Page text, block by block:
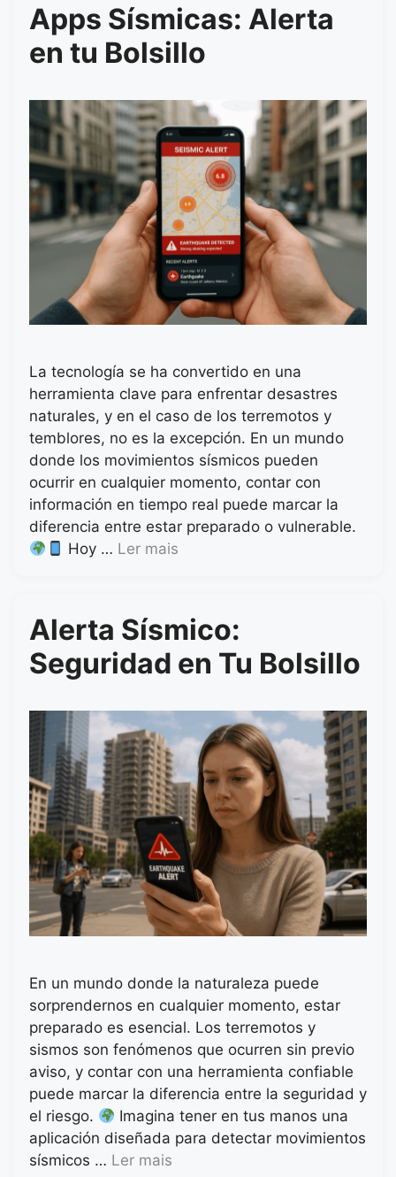
Apps Sísmicas: Alerta
en tu Bolsillo
La tecnología se ha convertido en una
herramienta clave para enfrentar desastres
naturales, y en el caso de los terremotos y
temblores, no es la excepción. En un mundo
donde los movimientos sísmicos pueden
ocurrir en cualquier momento, contar con
información en tiempo real puede marcar la
diferencia entre estar preparado o vulnerable.
Hoy … Ler mais
Alerta Sísmico:
Seguridad en Tu Bolsillo
En un mundo donde la naturaleza puede
sorprendernos en cualquier momento, estar
preparado es esencial. Los terremotos y
sismos son fenómenos que ocurren sin previo
aviso, y contar con una herramienta confiable
puede marcar la diferencia entre la seguridad y
el riesgo.
Imagina tener en tus manos una
aplicación diseñada para detectar movimientos
sísmicos … Ler mais